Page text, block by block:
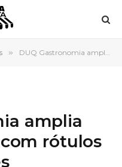
» DUQ Gastronomia amplia carta de vinhos com rótulos de novas regiões
amplia
rótulos